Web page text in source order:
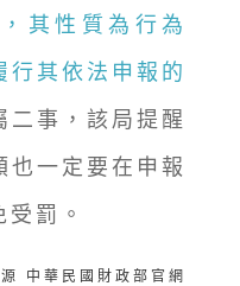
其性質為行為
行其依法申報的
二事，該局提醒
也一定要在申報
罰。
中華民國財政部官網